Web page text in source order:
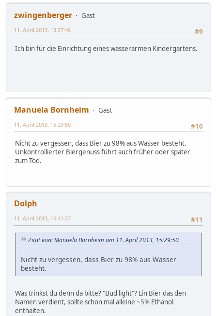
zwingenberger
Gast
#9
11. April 2013, 13:27:46
Ich bin für die Einrichtung eines wasserarmen Kindergartens.
Manuela Bornheim
Gast
#10
11. April 2013, 15:29:50
Nicht zu vergessen, dass Bier zu 98% aus Wasser besteht.
Unkontrollierter Biergenuss führt auch früher oder später
zum Tod.
Dolph
#11
11. April 2013, 16:41:27
Zitat von: Manuela Bornheim am 11. April 2013, 15:29:50
Nicht zu vergessen, dass Bier zu 98% aus Wasser
besteht.
Was trinkst du denn da bitte? "Bud light"? Ein Bier das den
Namen verdient, sollte schon mal alleine ~5% Ethanol
enthalten.